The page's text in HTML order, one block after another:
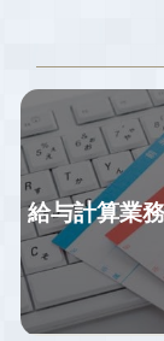
給与計算業